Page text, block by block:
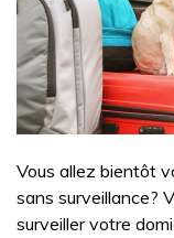
Vous allez bientôt
sans surveillance?
surveiller votre